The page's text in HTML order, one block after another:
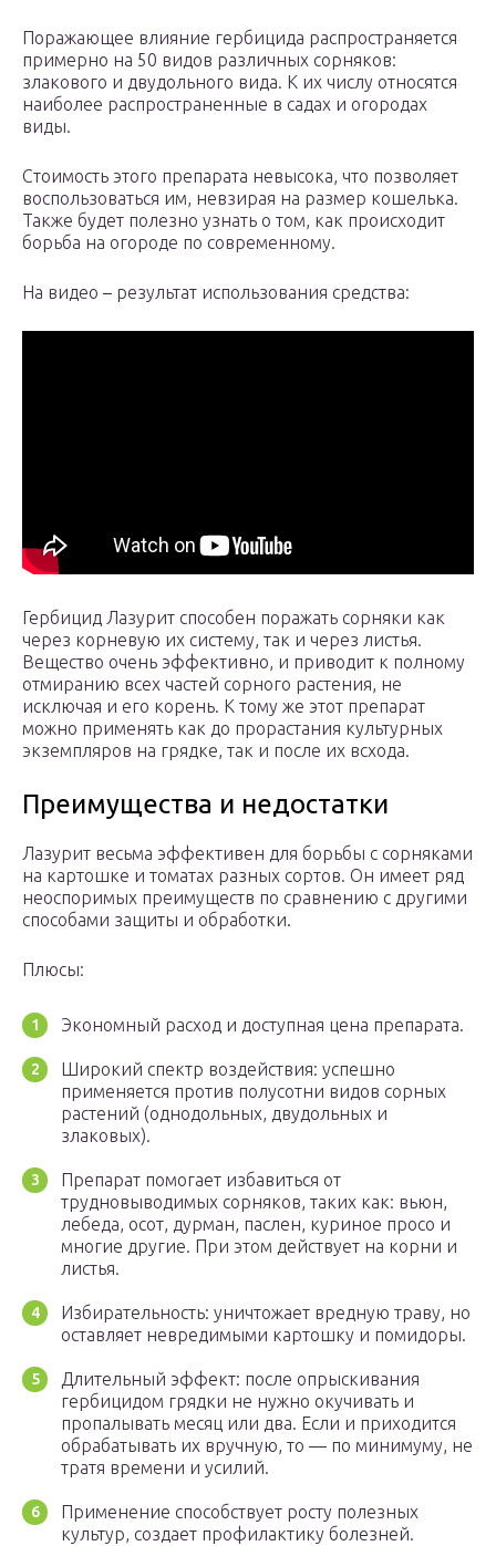
Поражающее влияние гербицида распространяется
примерно на 50 видов различных сорняков:
злакового и двудольного вида. К их числу относятся
наиболее распространенные в садах и огородах
виды.
Стоимость этого препарата невысока, что позволяет
воспользоваться им, невзирая на размер кошелька.
Также будет полезно узнать о том, как происходит
борьба на огороде по современному.
На видео – результат использования средства:
Гербицид Лазурит способен поражать сорняки как
через корневую их систему, так и через листья.
Вещество очень эффективно, и приводит к полному
отмиранию всех частей сорного растения, не
исключая и его корень. К тому же этот препарат
можно применять как до прорастания культурных
экземпляров на грядке, так и после их всхода.
Преимущества и недостатки
Лазурит весьма эффективен для борьбы с сорняками
на картошке и томатах разных сортов. Он имеет ряд
неоспоримых преимуществ по сравнению с другими
способами защиты и обработки.
Плюсы:
Экономный расход и доступная цена препарата.
Широкий спектр воздействия: успешно
применяется против полусотни видов сорных
растений (однодольных, двудольных и
злаковых).
Препарат помогает избавиться от
трудновыводимых сорняков, таких как: вьюн,
лебеда, осот, дурман, паслен, куриное просо и
многие другие. При этом действует на корни и
листья.
Избирательность: уничтожает вредную траву, но
оставляет невредимыми картошку и помидоры.
Длительный эффект: после опрыскивания
гербицидом грядки не нужно окучивать и
пропалывать месяц или два. Если и приходится
обрабатывать их вручную, то — по минимуму, не
тратя времени и усилий.
Применение способствует росту полезных
культур, создает профилактику болезней.